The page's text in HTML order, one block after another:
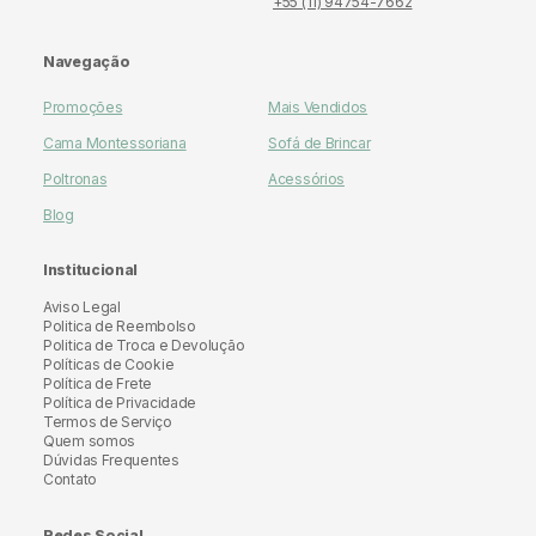
Navegação
Promoções
Mais Vendidos
Cama Montessoriana
Sofá de Brincar
Poltronas
Acessórios
Blog
Institucional
Aviso Legal
Politica de Reembolso
Politica de Troca e Devolução
Políticas de Cookie
Política de Frete
Política de Privacidade
Termos de Serviço
Quem somos
Dúvidas Frequentes
Contato